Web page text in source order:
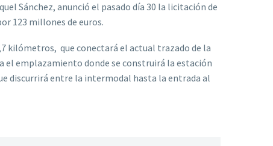
Sánchez, anunció el pasado día 30 la licitación de
123 millones de euros.
kilómetros, que conectará el actual trazado de la
el emplazamiento donde se construirá la estación
discurrirá entre la intermodal hasta la entrada al